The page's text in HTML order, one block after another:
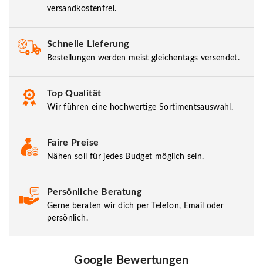
versandkostenfrei.
Schnelle Lieferung
Bestellungen werden meist gleichentags versendet.
Top Qualität
Wir führen eine hochwertige Sortimentsauswahl.
Faire Preise
Nähen soll für jedes Budget möglich sein.
Persönliche Beratung
Gerne beraten wir dich per Telefon, Email oder
persönlich.
Google Bewertungen